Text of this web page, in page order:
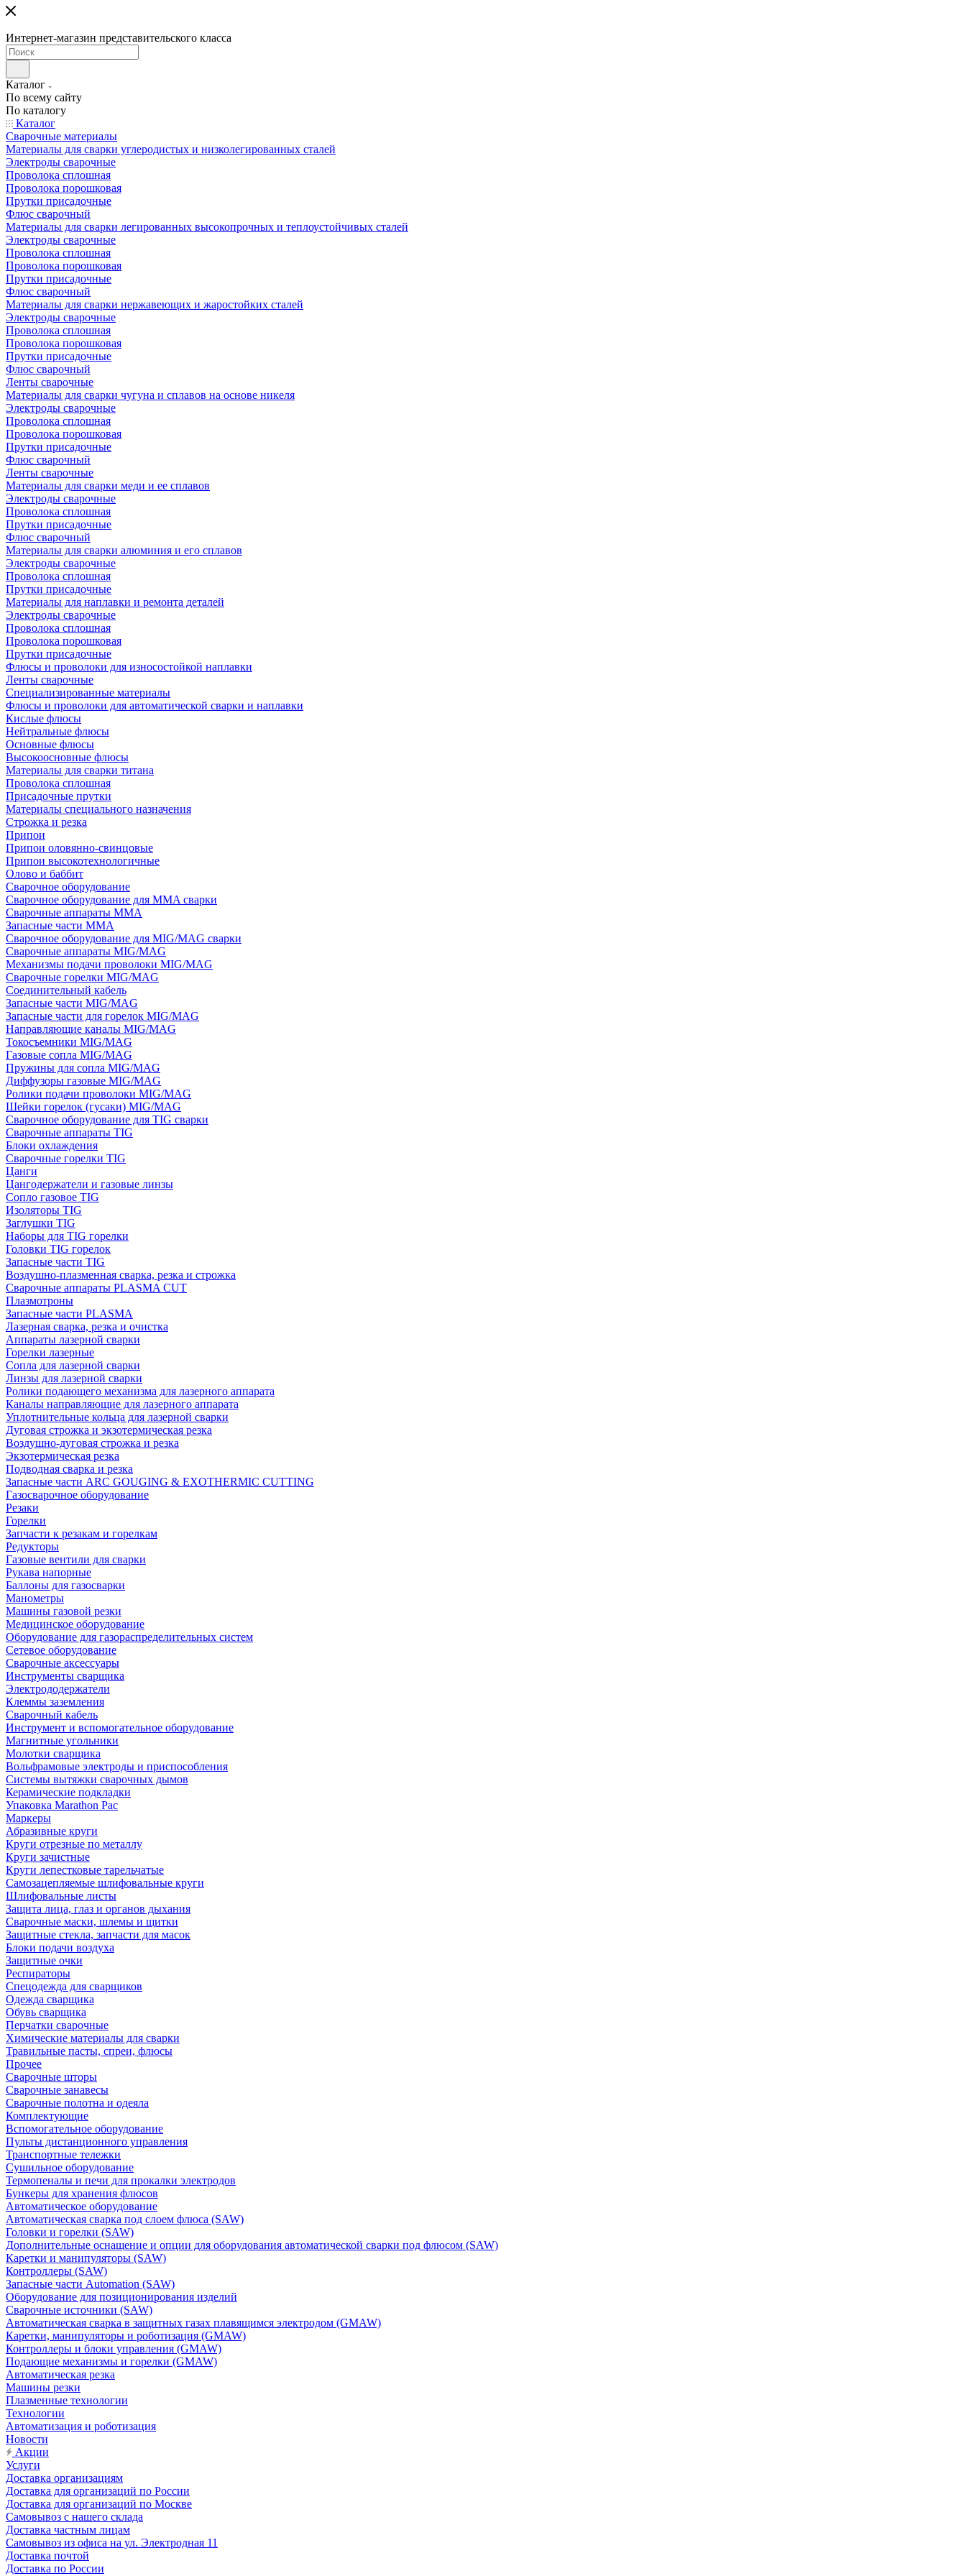
Интернет-магазин представительского класса
Каталог
По всему сайту
По каталогу
Каталог
Сварочные материалы
Материалы для сварки углеродистых и низколегированных сталей
Электроды сварочные
Проволока сплошная
Проволока порошковая
Прутки присадочные
Флюс сварочный
Материалы для сварки легированных высокопрочных и теплоустойчивых сталей
Электроды сварочные
Проволока сплошная
Проволока порошковая
Прутки присадочные
Флюс сварочный
Материалы для сварки нержавеющих и жаростойких сталей
Электроды сварочные
Проволока сплошная
Проволока порошковая
Прутки присадочные
Флюс сварочный
Ленты сварочные
Материалы для сварки чугуна и сплавов на основе никеля
Электроды сварочные
Проволока сплошная
Проволока порошковая
Прутки присадочные
Флюс сварочный
Ленты сварочные
Материалы для сварки меди и ее сплавов
Электроды сварочные
Проволока сплошная
Прутки присадочные
Флюс сварочный
Материалы для сварки алюминия и его сплавов
Электроды сварочные
Проволока сплошная
Прутки присадочные
Материалы для наплавки и ремонта деталей
Электроды сварочные
Проволока сплошная
Проволока порошковая
Прутки присадочные
Флюсы и проволоки для износостойкой наплавки
Ленты сварочные
Специализированные материалы
Флюсы и проволоки для автоматической сварки и наплавки
Кислые флюсы
Нейтральные флюсы
Основные флюсы
Высокоосновные флюсы
Материалы для сварки титана
Проволока сплошная
Присадочные прутки
Материалы специального назначения
Строжка и резка
Припои
Припои оловянно-свинцовые
Припои высокотехнологичные
Олово и баббит
Сварочное оборудование
Сварочное оборудование для MMA сварки
Сварочные аппараты MMA
Запасные части MMA
Сварочное оборудование для MIG/MAG сварки
Сварочные аппараты MIG/MAG
Механизмы подачи проволоки MIG/MAG
Сварочные горелки MIG/MAG
Соединительный кабель
Запасные части MIG/MAG
Запасные части для горелок MIG/MAG
Направляющие каналы MIG/MAG
Токосъемники MIG/MAG
Газовые сопла MIG/MAG
Пружины для сопла MIG/MAG
Диффузоры газовые MIG/MAG
Ролики подачи проволоки MIG/MAG
Шейки горелок (гусаки) MIG/MAG
Сварочное оборудование для TIG сварки
Сварочные аппараты TIG
Блоки охлаждения
Сварочные горелки TIG
Цанги
Цангодержатели и газовые линзы
Сопло газовое TIG
Изоляторы TIG
Заглушки TIG
Наборы для TIG горелки
Головки TIG горелок
Запасные части TIG
Воздушно-плазменная сварка, резка и строжка
Сварочные аппараты PLASMA CUT
Плазмотроны
Запасные части PLASMA
Лазерная сварка, резка и очистка
Аппараты лазерной сварки
Горелки лазерные
Сопла для лазерной сварки
Линзы для лазерной сварки
Ролики подающего механизма для лазерного аппарата
Каналы направляющие для лазерного аппарата
Уплотнительные кольца для лазерной сварки
Дуговая строжка и экзотермическая резка
Воздушно-дуговая строжка и резка
Экзотермическая резка
Подводная сварка и резка
Запасные части ARC GOUGING & EXOTHERMIC CUTTING
Газосварочное оборудование
Резаки
Горелки
Запчасти к резакам и горелкам
Редукторы
Газовые вентили для сварки
Рукава напорные
Баллоны для газосварки
Манометры
Машины газовой резки
Медицинское оборудование
Оборудование для газораспределительных систем
Сетевое оборудование
Сварочные аксессуары
Инструменты сварщика
Электрододержатели
Клеммы заземления
Сварочный кабель
Инструмент и вспомогательное оборудование
Магнитные угольники
Молотки сварщика
Вольфрамовые электроды и приспособления
Системы вытяжки сварочных дымов
Керамические подкладки
Упаковка Marathon Pac
Маркеры
Абразивные круги
Круги отрезные по металлу
Круги зачистные
Круги лепестковые тарельчатые
Самозацепляемые шлифовальные круги
Шлифовальные листы
Защита лица, глаз и органов дыхания
Сварочные маски, шлемы и щитки
Защитные стекла, запчасти для масок
Блоки подачи воздуха
Защитные очки
Респираторы
Спецодежда для сварщиков
Одежда сварщика
Обувь сварщика
Перчатки сварочные
Химические материалы для сварки
Травильные пасты, спреи, флюсы
Прочее
Сварочные шторы
Сварочные занавесы
Сварочные полотна и одеяла
Комплектующие
Вспомогательное оборудование
Пульты дистанционного управления
Транспортные тележки
Сушильное оборудование
Термопеналы и печи для прокалки электродов
Бункеры для хранения флюсов
Автоматическое оборудование
Автоматическая сварка под слоем флюса (SAW)
Головки и горелки (SAW)
Дополнительные оснащение и опции для оборудования автоматической сварки под флюсом (SAW)
Каретки и манипуляторы (SAW)
Контроллеры (SAW)
Запасные части Automation (SAW)
Оборудование для позиционирования изделий
Сварочные источники (SAW)
Автоматическая сварка в защитных газах плавящимся электродом (GMAW)
Каретки, манипуляторы и роботизация (GMAW)
Контроллеры и блоки управления (GMAW)
Подающие механизмы и горелки (GMAW)
Автоматическая резка
Машины резки
Плазменные технологии
Технологии
Автоматизация и роботизация
Новости
Акции
Услуги
Доставка организациям
Доставка для организаций по России
Доставка для организаций по Москве
Самовывоз с нашего склада
Доставка частным лицам
Самовывоз из офиса на ул. Электродная 11
Доставка почтой
Доставка по России